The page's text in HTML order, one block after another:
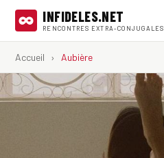
INFIDELES.NET
RENCONTRES EXTRA-CONJUGALES
Accueil › Aubière